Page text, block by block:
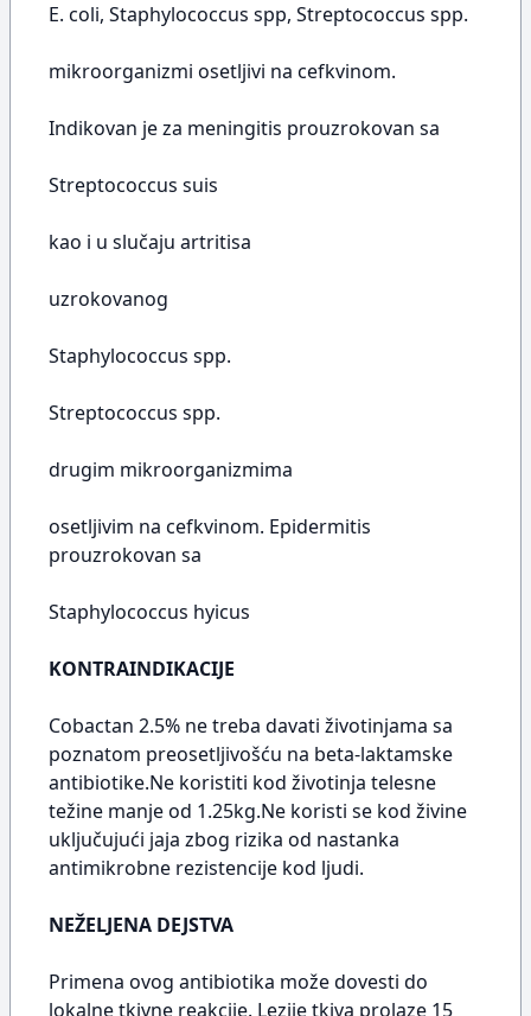
E. coli, Staphylococcus spp, Streptococcus spp.
mikroorganizmi osetljivi na cefkvinom.
Indikovan je za meningitis prouzrokovan sa
Streptococcus suis
kao i u slučaju artritisa
uzrokovanog
Staphylococcus spp.
Streptococcus spp.
drugim mikroorganizmima
osetljivim na cefkvinom. Epidermitis
prouzrokovan sa
Staphylococcus hyicus
KONTRAINDIKACIJE
Cobactan 2.5% ne treba davati životinjama sa
poznatom preosetljivošću na beta-laktamske
antibiotike.Ne koristiti kod životinja telesne
težine manje od 1.25kg.Ne koristi se kod živine
uključujući jaja zbog rizika od nastanka
antimikrobne rezistencije kod ljudi.
NEŽELJENA DEJSTVA
Primena ovog antibiotika može dovesti do
lokalne tkivne reakcije. Lezije tkiva prolaze 15